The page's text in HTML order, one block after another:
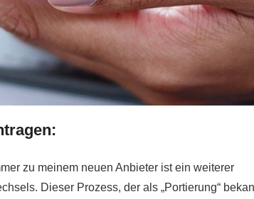
zu meinem neuen Anbieter ist ein weiterer
Dieser Prozess, der als „Portierung“